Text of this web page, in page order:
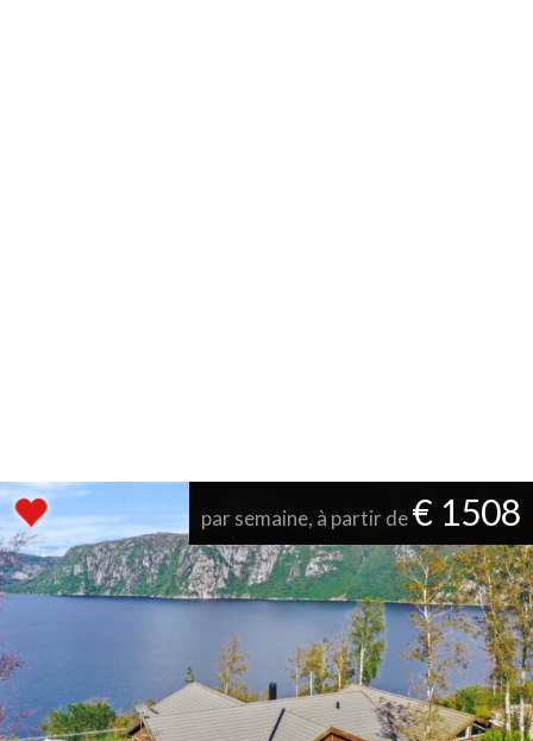
par semaine, à partir de€ 1508